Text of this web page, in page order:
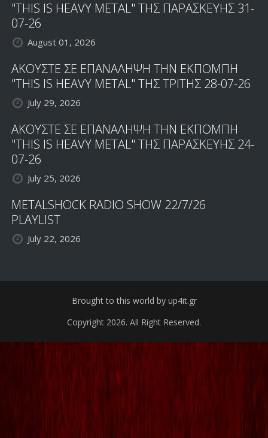
"THIS IS HEAVY METAL" ΤΗΣ ΠΑΡΑΣΚΕΥΗΣ 31-
07-26
August 01, 2026
ΑΚΟΥΣΤΕ ΣΕ ΕΠΑΝΑΛΗΨΗ ΤΗΝ ΕΚΠΟΜΠΗ
"THIS IS HEAVY METAL" ΤΗΣ ΤΡΙΤΗΣ 28-07-26
July 29, 2026
ΑΚΟΥΣΤΕ ΣΕ ΕΠΑΝΑΛΗΨΗ ΤΗΝ ΕΚΠΟΜΠΗ
"THIS IS HEAVY METAL" ΤΗΣ ΠΑΡΑΣΚΕΥΗΣ 24-
07-26
July 25, 2026
METALSHOCK RADIO SHOW 22/7/26
PLAYLIST
July 22, 2026
Brought to this world by up4it.gr
Copyright 2026. All Right Reserved.